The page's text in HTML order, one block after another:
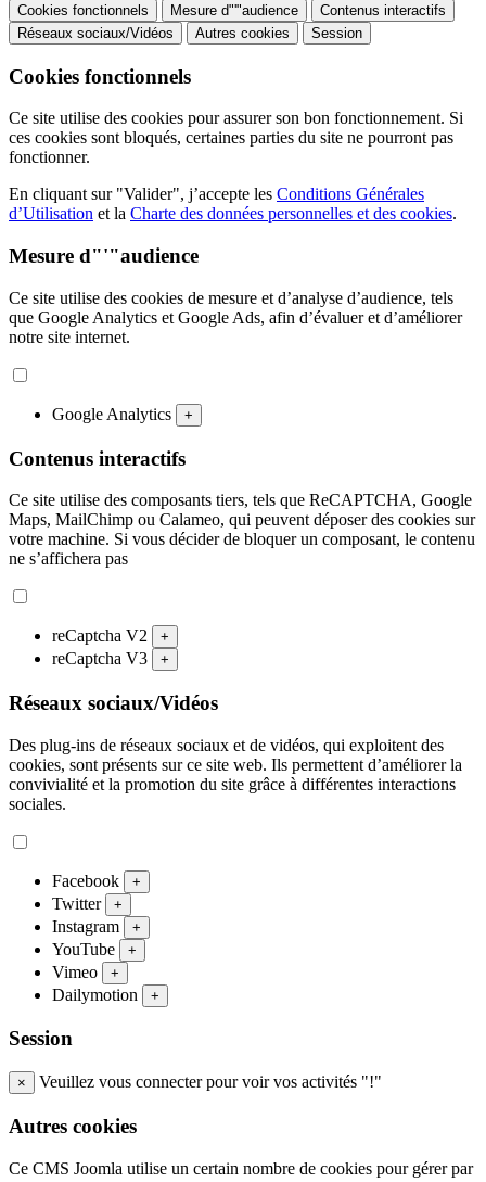
Cookies fonctionnels Mesure d"'"audience
Contenus interactifs
Réseaux sociaux/Vidéos
Autres cookies Session
Cookies fonctionnels
Ce site utilise des cookies pour assurer son bon fonctionnement. Si
ces cookies sont bloqués, certaines parties du site ne pourront pas
fonctionner.
En cliquant sur "Valider", j’accepte les Conditions Générales
d’Utilisation et la Charte des données personnelles et des cookies.
Mesure d"'"audience
Ce site utilise des cookies de mesure et d’analyse d’audience, tels
que Google Analytics et Google Ads, afin d’évaluer et d’améliorer
notre site internet.
Google Analytics +
Contenus interactifs
Ce site utilise des composants tiers, tels que ReCAPTCHA, Google
Maps, MailChimp ou Calameo, qui peuvent déposer des cookies sur
votre machine. Si vous décider de bloquer un composant, le contenu
ne s’affichera pas
reCaptcha V2 +
reCaptcha V3 +
Réseaux sociaux/Vidéos
Des plug-ins de réseaux sociaux et de vidéos, qui exploitent des
cookies, sont présents sur ce site web. Ils permettent d’améliorer la
convivialité et la promotion du site grâce à différentes interactions
sociales.
Facebook +
Twitter +
Instagram +
YouTube +
Vimeo +
Dailymotion +
Session
× Veuillez vous connecter pour voir vos activités "!"
Autres cookies
Ce CMS Joomla utilise un certain nombre de cookies pour gérer par